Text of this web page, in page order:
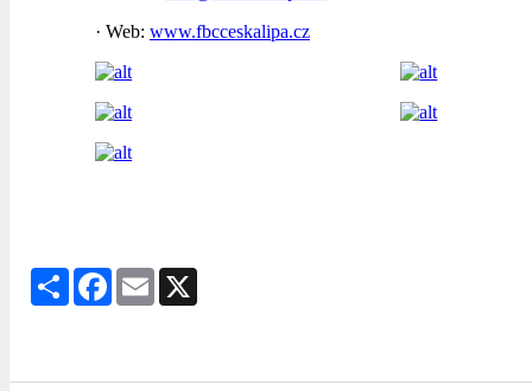
· Web: www.fbcceskalipa.cz
Share Facebook
Email